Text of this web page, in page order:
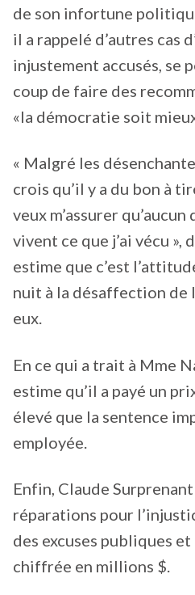
de son infortune
il a rappelé d’autres cas
injustement accusés, se
coup de faire des
«la démocratie soit
« Malgré les
crois qu’il y a du bon à
veux m’assurer
vivent ce que j’ai vécu »,
estime que c’est
nuit à la désaffection de
eux.
En ce qui a trait à Mme
estime qu’il a payé un
élevé que la sentence
employée.
Enfin, Claude
réparations pour
des excuses publiques et
chiffrée en millions $.